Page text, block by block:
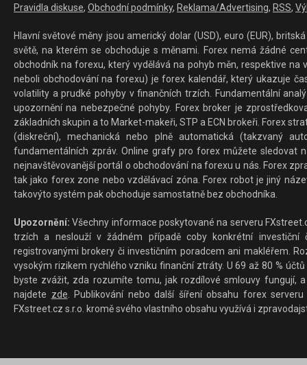
Pravidla diskuse, Obchodní podmínky, Reklama/Advertising, RSS,
Hlavní světové měny jsou americký dolar (USD), euro (EUR),
světě, na kterém se obchoduje s měnami. Forex nemá žádné
obchodník na forexu, který vydělává na pohyb měn, respektive
neboli obchodování na forexu) je forex kalendář, který ukazuje
volatility a prudké pohyby v finančních trzích. Fundamentální
upozornění na nebezpečné pohyby. Forex broker je
základních skupin a to Market-makeři, STP a ECN brokeři. Forex
(diskreční), mechanická nebo plně automatická (takzvaný
fundamentálních zpráv. Online grafy pro forex můžete sledovat
nejnavštěvovanější portál o obchodování na forexu u nás. Forex
tak jako forex zone nebo vzdělávací zóna. Forex robot je jiný
takovýto systém pak obchoduje samostatně bez obchodníka.
Upozornění: Všechny informace poskytované na serveru
trzích a neslouží v žádném případě coby konkrétní investiční
registrovanými brokery či investičním poradcem ani makléřem.
vysokým rizikem rychlého vzniku finanční ztráty. U 69 až 80 %
byste zvážit, zda rozumíte tomu, jak rozdílové smlouvy fungují,
najdete zde. Publikování nebo další šíření obsahu forex
FXstreet.cz s.r.o. kromě svého vlastního obsahu využívá i